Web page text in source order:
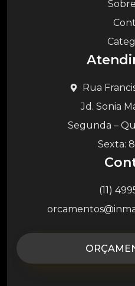
Rua
Jd. Sonia
Segunda –
Sexta:
(11)